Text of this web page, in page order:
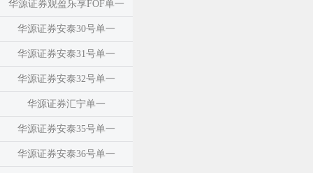
华源证券观盈乐享FOF单一
华源证券安泰30号单一
华源证券安泰31号单一
华源证券安泰32号单一
华源证券汇宁单一
华源证券安泰35号单一
华源证券安泰36号单一